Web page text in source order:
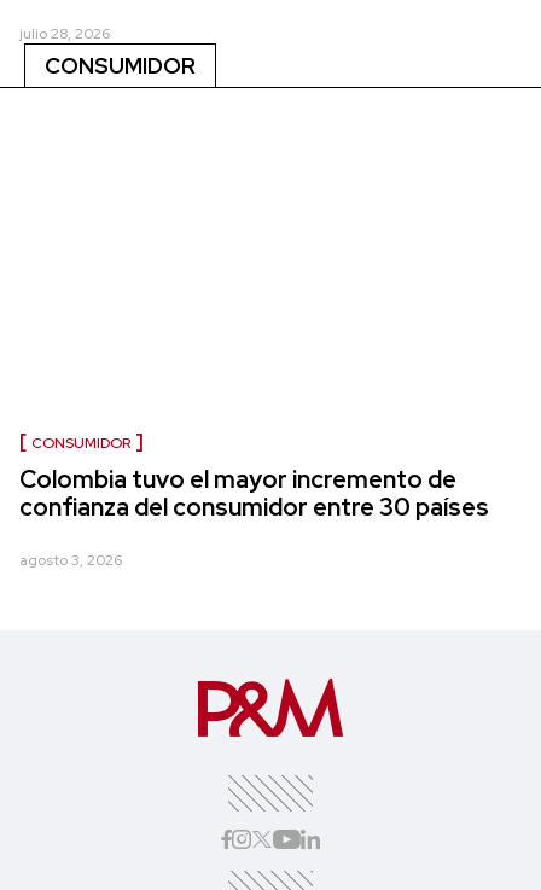
julio 28, 2026
CONSUMIDOR
CONSUMIDOR
Colombia tuvo el mayor incremento de
confianza del consumidor entre 30 países
agosto 3, 2026